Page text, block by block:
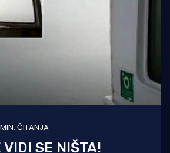
MIN. ČITANJA
VIDI SE NIŠTA!